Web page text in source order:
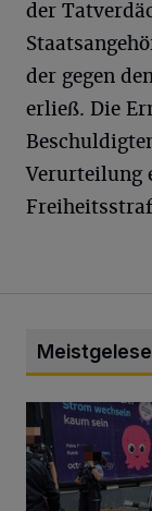
der
der gegen
erließ. Die
Verurteilung
Schwerer